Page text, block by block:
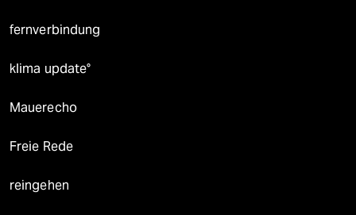
fernverbindung
klima update°
Mauerecho
Freie Rede
reingehen